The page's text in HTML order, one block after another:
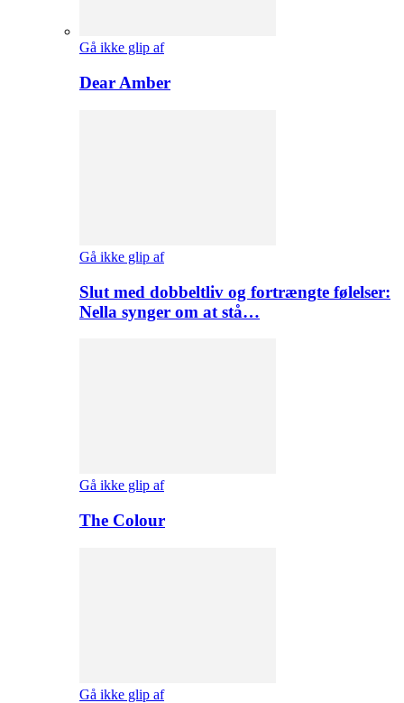
Gå ikke glip af
Dear Amber
Gå ikke glip af
Slut med dobbeltliv og fortrængte følelser:
Nella synger om at stå…
Gå ikke glip af
The Colour
Gå ikke glip af